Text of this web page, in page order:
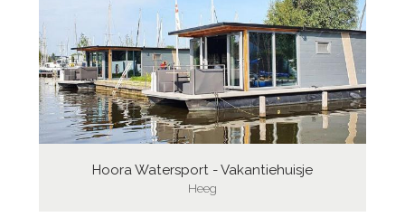
Hoora Watersport - Vakantiehuisje
Heeg